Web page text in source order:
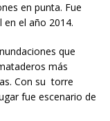
en punta. Fue
el año 2014.
que
más
Con su torre
fue escenario de